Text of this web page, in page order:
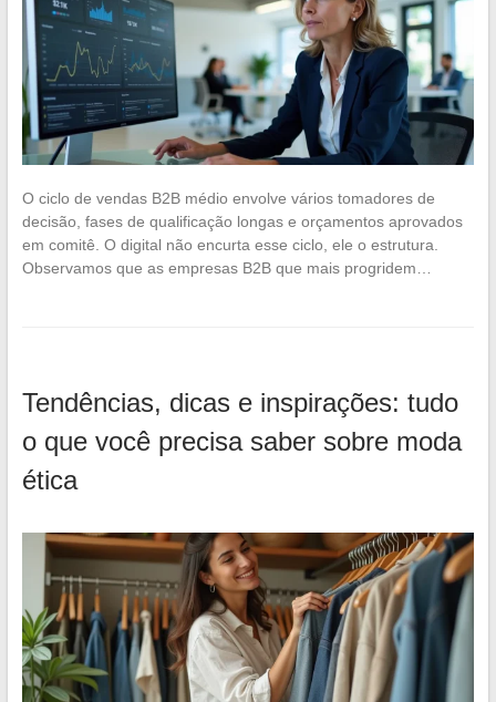
O ciclo de vendas B2B médio envolve vários tomadores de
decisão, fases de qualificação longas e orçamentos aprovados
em comitê. O digital não encurta esse ciclo, ele o estrutura.
Observamos que as empresas B2B que mais progridem…
Tendências, dicas e inspirações: tudo
o que você precisa saber sobre moda
ética